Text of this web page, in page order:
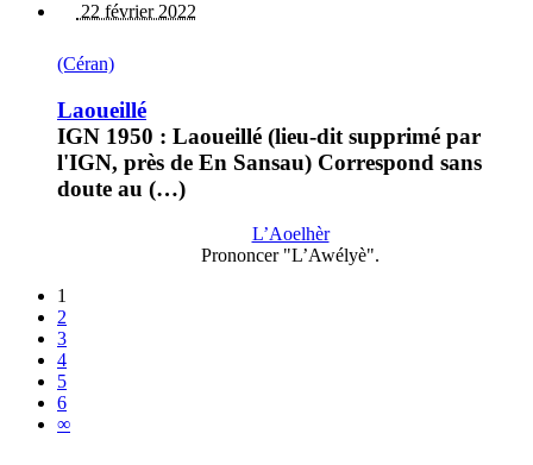
22 février 2022
(Céran)
Laoueillé
IGN 1950 : Laoueillé (lieu-dit supprimé par
l'IGN, près de En Sansau) Correspond sans
doute au (…)
L’Aoelhèr
Prononcer "L’Awélyè".
1
2
3
4
5
6
∞